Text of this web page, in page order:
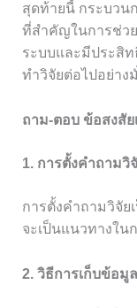
สุดท้ายนี้ กระบวน
ที่สำคัญในการช่ว
ระบบและมีประสิ
ทำวิจัยต่อไปอย่าง
ถาม-ตอบ ข้อสงสัย
1. การตั้งคำถามวิ
การตั้งคำถามวิจั
จะเป็นแนวทางใน
2. วิธีการเก็บข้อ